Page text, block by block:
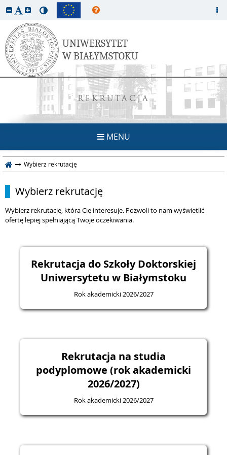
REKRUTACJA
MENU
Wybierz rekrutację
Wybierz rekrutację
Wybierz rekrutację, która Cię interesuje. Pozwoli to nam wyświetlić
ofertę lepiej spełniającą Twoje oczekiwania.
Rekrutacja do Szkoły Doktorskiej
Uniwersytetu w Białymstoku
Rok akademicki 2026/2027
Rekrutacja na studia
podyplomowe (rok akademicki
2026/2027)
Rok akademicki 2026/2027